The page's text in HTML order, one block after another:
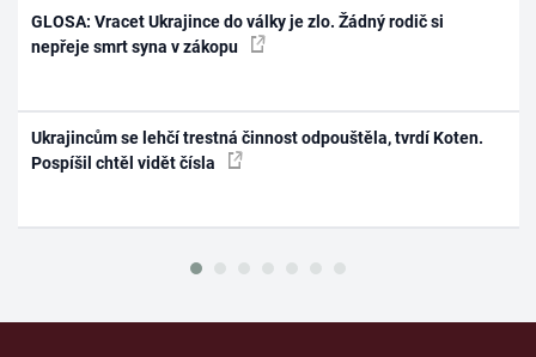
GLOSA: Vracet Ukrajince do války je zlo. Žádný rodič si
nepřeje smrt syna v zákopu
Ukrajincům se lehčí trestná činnost odpouštěla, tvrdí Koten.
Pospíšil chtěl vidět čísla